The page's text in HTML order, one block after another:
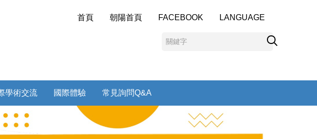
首頁 朝陽首頁 FACEBOOK LANGUAGE
學術交流 國際體驗 常見詢問Q&A